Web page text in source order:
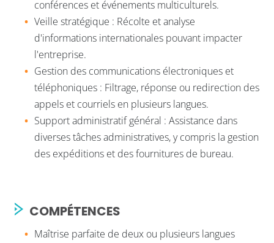
conférences et événements multiculturels.
Veille stratégique : Récolte et analyse
d'informations internationales pouvant impacter
l'entreprise.
Gestion des communications électroniques et
téléphoniques : Filtrage, réponse ou redirection des
appels et courriels en plusieurs langues.
Support administratif général : Assistance dans
diverses tâches administratives, y compris la gestion
des expéditions et des fournitures de bureau.
COMPÉTENCES
Maîtrise parfaite de deux ou plusieurs langues